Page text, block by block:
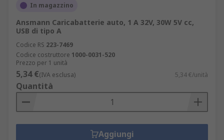
In magazzino
Ansmann Caricabatterie auto, 1 A 32V, 30W 5V cc,
USB di tipo A
Codice RS 223-7469
Codice costruttore 1000-0031-520
Prezzo per 1 unità
5,34 €(IVA esclusa) 5,34 €/unità
Quantità
Aggiungi